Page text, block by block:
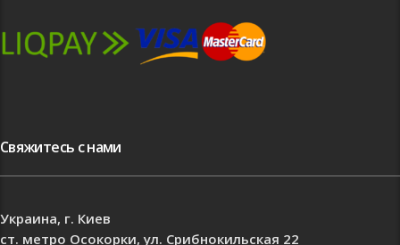
Свяжитесь с нами
Украина, г. Киев
ст. метро Осокорки, ул. Срибнокильская 22